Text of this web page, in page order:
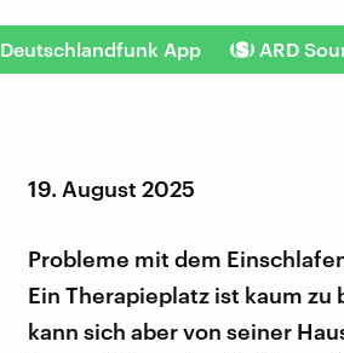
Deutschlandfunk App ARD
19. August 2025
Probleme mit dem
Ein Therapieplatz ist kaum
kann sich aber von seiner